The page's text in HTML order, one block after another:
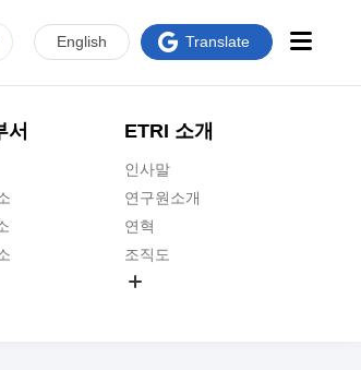
서 ETRI 소개
인사말
연구원소개
연혁
조직도
English Translate